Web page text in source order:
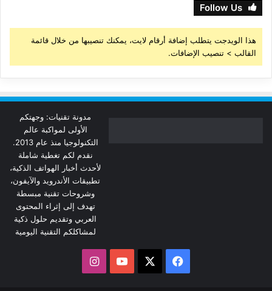
Follow Us
هذا الويدجت يتطلب إضافة أرقام لايت، يمكنك تنصيبها من خلال قائمة
القالب > تنصيب الإضافات.
مدونة تقنيات: وجهتكم
الأولى لمواكبة عالم
التكنولوجيا منذ عام 2013.
نقدم لكم تغطية شاملة
لأحدث أخبار الهواتف الذكية،
تطبيقات الأندرويد والآيفون،
وشروحات تقنية مبسطة
تهدف إلى إثراء المحتوى
العربي وتقديم حلول ذكية
لمشاكلكم التقنية اليومية
فيسبوك ‫YouTubeانستقرام